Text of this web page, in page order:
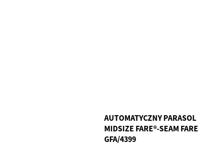
AUTOMATYCZNY PARASOL
MIDSIZE FARE®-SEAM FARE
GFA/4399